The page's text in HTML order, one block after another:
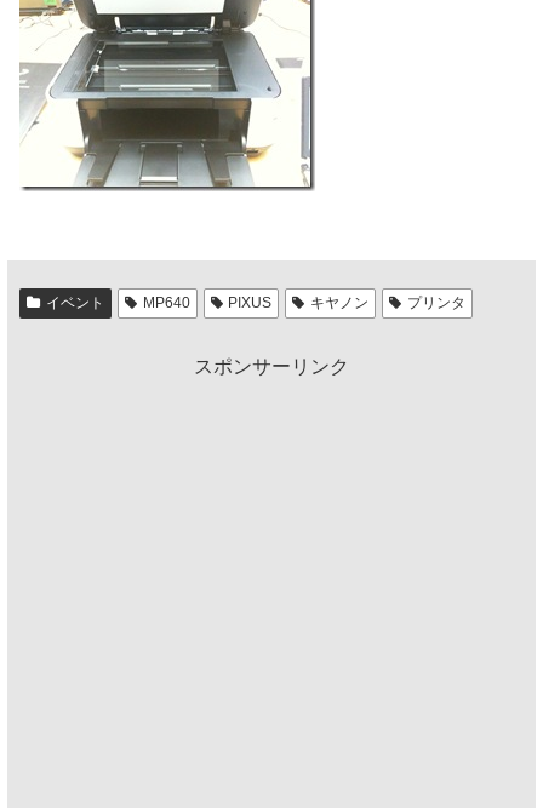
イベント MP640 PIXUS キヤノン プリンタ
スポンサーリンク